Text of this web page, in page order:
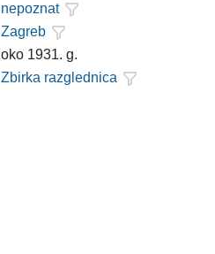
nepoznat
Zagreb
oko 1931. g.
Zbirka razglednica